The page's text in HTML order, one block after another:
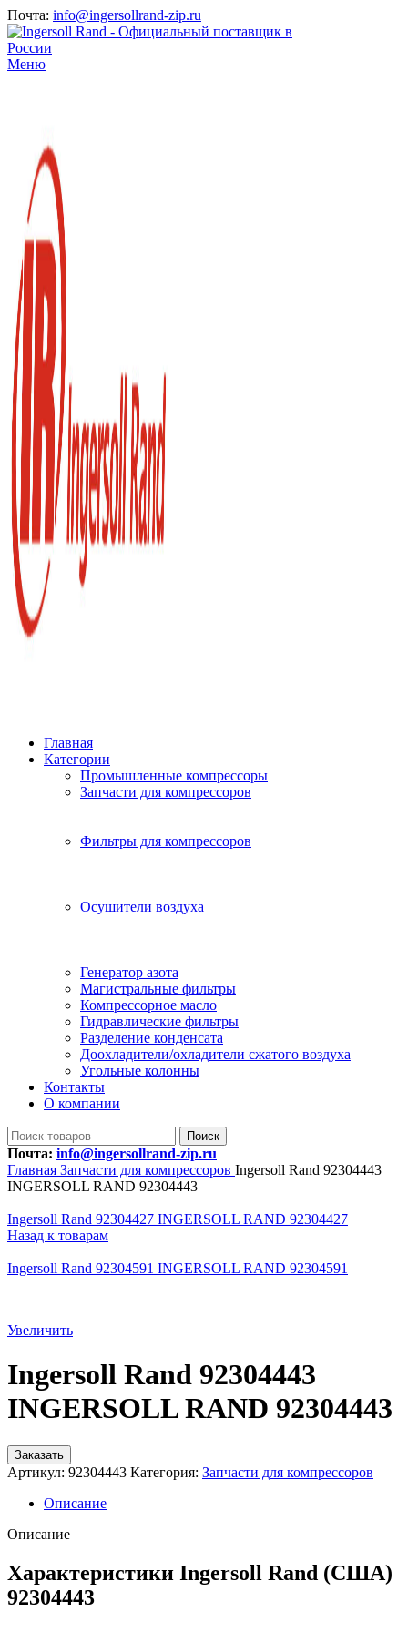
Почта: info@ingersollrand-zip.ru
Меню
Главная
Категории
Промышленные компрессоры
Запчасти для компрессоров
Фильтры для компрессоров
Осушители воздуха
Генератор азота
Магистральные фильтры
Компрессорное масло
Гидравлические фильтры
Разделение конденсата
Доохладители/охладители сжатого воздуха
Угольные колонны
Контакты
О компании
Поиск
Почта: info@ingersollrand-zip.ru
Главная Запчасти для компрессоров Ingersoll Rand 92304443
INGERSOLL RAND 92304443
Ingersoll Rand 92304427 INGERSOLL RAND 92304427
Назад к товарам
Ingersoll Rand 92304591 INGERSOLL RAND 92304591
Увеличить
Ingersoll Rand 92304443
INGERSOLL RAND 92304443
Заказать
Артикул: 92304443 Категория: Запчасти для компрессоров
Описание
Описание
Характеристики Ingersoll Rand (США)
92304443